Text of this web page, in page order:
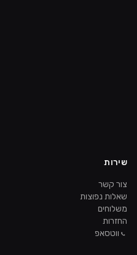
שירות
צור קשר
שאלות נפוצות
משלוחים
החזרות
ווטסאפ